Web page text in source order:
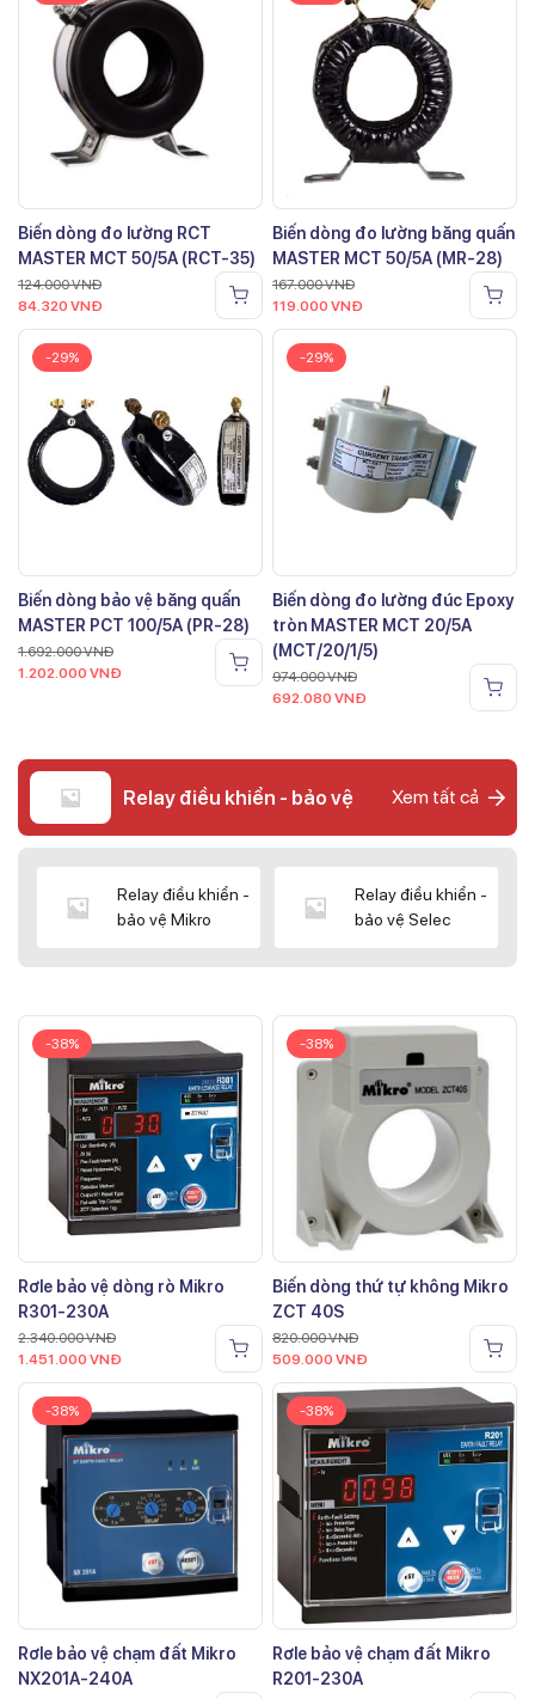
Biến dòng đo lường RCT
MASTER MCT 50/5A (RCT-35)
124.000VNĐ
84.320 VNĐ
Biến dòng đo lường băng quấn
MASTER MCT 50/5A (MR-28)
167.000VNĐ
119.000 VNĐ
-29%
Biến dòng bảo vệ băng quấn
MASTER PCT 100/5A (PR-28)
1.692.000VNĐ
1.202.000 VNĐ
-29%
Biến dòng đo lường đúc Epoxy
tròn MASTER MCT 20/5A
(MCT/20/1/5)
974.000VNĐ
692.080 VNĐ
Relay điều khiển - bảo vệ Xem tất cả
Relay điều khiển -
bảo vệ Mikro
Relay điều khiển -
bảo vệ Selec
-38%
Rơle bảo vệ dòng rò Mikro
R301-230A
2.340.000VNĐ
1.451.000 VNĐ
-38%
Biến dòng thứ tự không Mikro
ZCT 40S
820.000VNĐ
509.000 VNĐ
-38%
Rơle bảo vệ chạm đất Mikro
NX201A-240A
-38%
Rơle bảo vệ chạm đất Mikro
R201-230A